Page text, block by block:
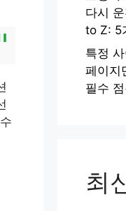
다시
to Z: 5
특정
페이지
필수
최